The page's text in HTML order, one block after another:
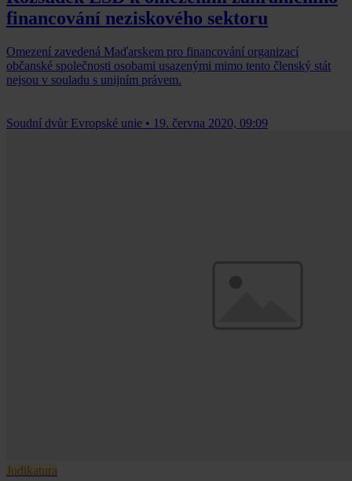
financování neziskového sektoru
Omezení zavedená Maďarskem pro financování organizací
občanské společnosti osobami usazenými mimo tento členský stát
nejsou v souladu s unijním právem.
Soudní dvůr Evropské unie • 19. června 2020, 09:09
Judikatura